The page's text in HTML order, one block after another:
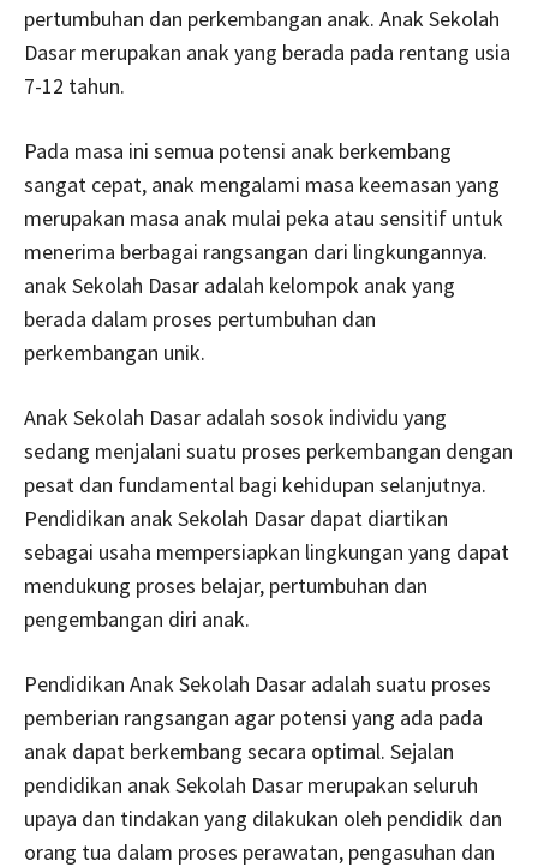
pertumbuhan dan perkembangan anak. Anak Sekolah
Dasar merupakan anak yang berada pada rentang usia
7-12 tahun.
Pada masa ini semua potensi anak berkembang
sangat cepat, anak mengalami masa keemasan yang
merupakan masa anak mulai peka atau sensitif untuk
menerima berbagai rangsangan dari lingkungannya.
anak Sekolah Dasar adalah kelompok anak yang
berada dalam proses pertumbuhan dan
perkembangan unik.
Anak Sekolah Dasar adalah sosok individu yang
sedang menjalani suatu proses perkembangan dengan
pesat dan fundamental bagi kehidupan selanjutnya.
Pendidikan anak Sekolah Dasar dapat diartikan
sebagai usaha mempersiapkan lingkungan yang dapat
mendukung proses belajar, pertumbuhan dan
pengembangan diri anak.
Pendidikan Anak Sekolah Dasar adalah suatu proses
pemberian rangsangan agar potensi yang ada pada
anak dapat berkembang secara optimal. Sejalan
pendidikan anak Sekolah Dasar merupakan seluruh
upaya dan tindakan yang dilakukan oleh pendidik dan
orang tua dalam proses perawatan, pengasuhan dan